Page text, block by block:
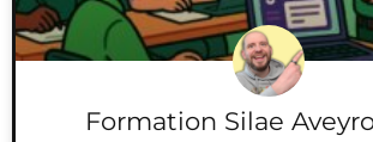
Formation Silae